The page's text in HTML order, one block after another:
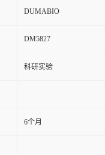
DUMABIO
DM5827
科研实验
6个月